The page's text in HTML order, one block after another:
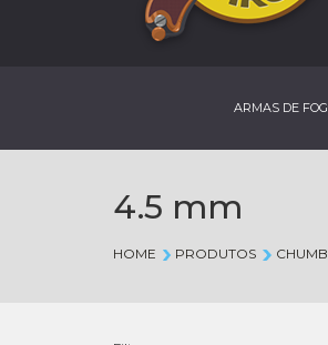
ARMAS DE
4.5 mm
HOME PRODUTOS